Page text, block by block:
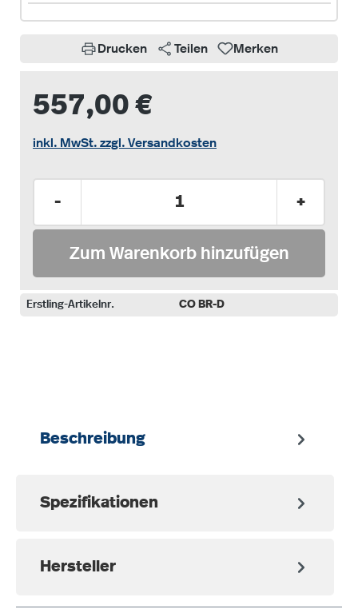
Drucken Teilen Merken
557,00 €
inkl. MwSt. zzgl. Versandkosten
- +
Zum Warenkorb hinzufügen
Erstling-Artikelnr. CO BR-D
Beschreibung
Spezifikationen
Hersteller